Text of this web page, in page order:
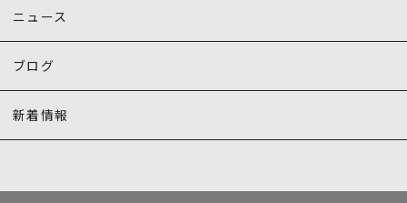
ニュース
ブログ
新着情報